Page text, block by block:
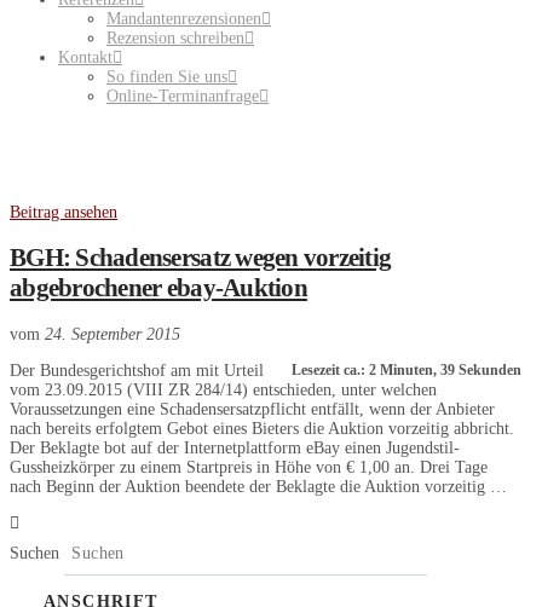
Mandantenrezensionen
Rezension schreiben
Kontakt
So finden Sie uns
Online-Terminanfrage
Beitrag ansehen
BGH: Schadensersatz wegen vorzeitig
abgebrochener ebay-Auktion
vom 24. September 2015
Lesezeit ca.: 2 Minuten, 39 Sekunden
Der Bundesgerichtshof am mit Urteil
vom 23.09.2015 (VIII ZR 284/14) entschieden, unter welchen
Voraussetzungen eine Schadensersatzpflicht entfällt, wenn der Anbieter
nach bereits erfolgtem Gebot eines Bieters die Auktion vorzeitig abbricht.
Der Beklagte bot auf der Internetplattform eBay einen Jugendstil-
Gussheizkörper zu einem Startpreis in Höhe von € 1,00 an. Drei Tage
nach Beginn der Auktion beendete der Beklagte die Auktion vorzeitig …
Suchen
ANSCHRIFT